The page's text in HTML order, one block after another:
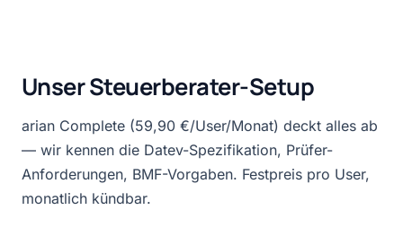
Unser Steuerberater-Setup
arian Complete (59,90 €/User/Monat) deckt alles ab
— wir kennen die Datev-Spezifikation, Prüfer-
Anforderungen, BMF-Vorgaben. Festpreis pro User,
monatlich kündbar.